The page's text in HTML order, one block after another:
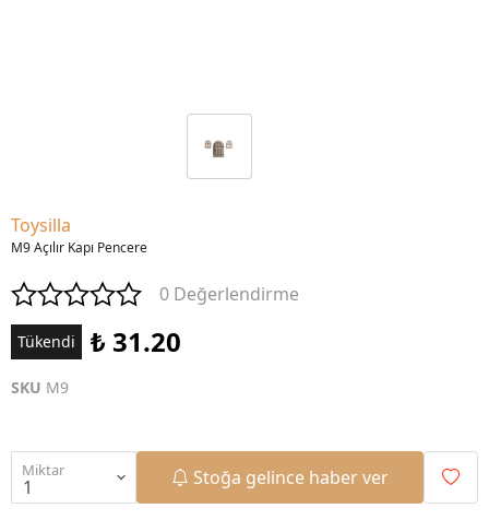
Toysilla
M9 Açılır Kapı Pencere
0 Değerlendirme
Tükendi ₺ 31.20
SKU M9
Miktar Stoğa gelince haber ver